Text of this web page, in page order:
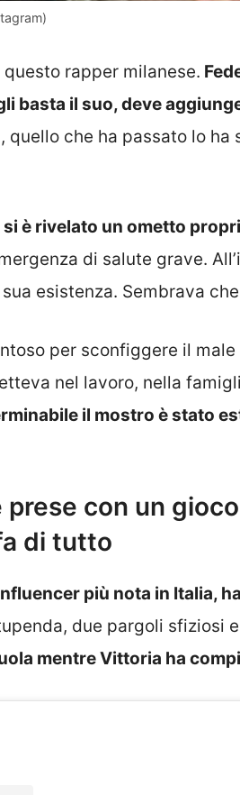
questo rapper milanese.
basta il suo, deve
quello che ha passato lo
si è rivelato un ometto
di salute grave.
esistenza. Sembrava
per sconfiggere il
nel lavoro, nella
il mostro è stato
prese con un
di tutto
più nota in Italia,
due pargoli sfiziosi
mentre Vittoria ha